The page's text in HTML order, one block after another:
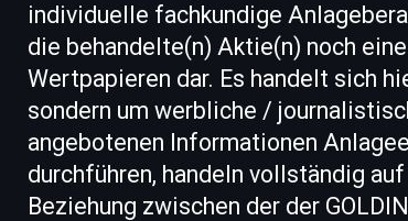
individuelle fachkundige
die behandelte(n) Aktie(n) noch
Wertpapieren dar. Es handelt sich
sondern um werbliche /
angebotenen Informationen
durchführen, handeln vollständig
Beziehung zwischen der der